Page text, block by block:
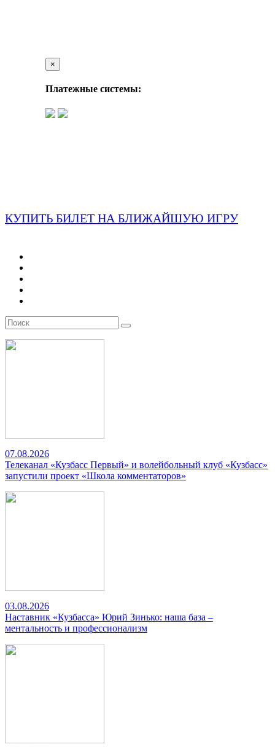
×
Платежные системы:
КУПИТЬ БИЛЕТ НА БЛИЖАЙШУЮ ИГРУ
07.08.2026
Телеканал «Кузбасс Первый» и волейбольный клуб «Кузбасс»
запустили проект «Школа комментаторов»
03.08.2026
Наставник «Кузбасса» Юрий Зинько: наша база –
ментальность и профессионализм